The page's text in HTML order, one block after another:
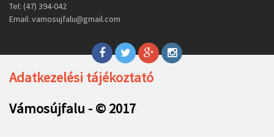
Tel: (47) 394-042
Email: vamosujfalu@gmail.com
Adatkezelési tájékoztató
Vámosújfalu - © 2017